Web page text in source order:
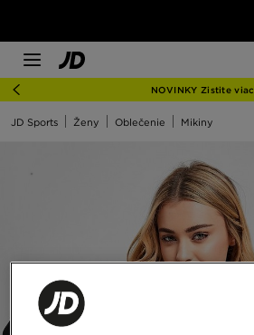
NOVINKY Zistite viac
JD Sports Ženy Oblečenie Mikiny